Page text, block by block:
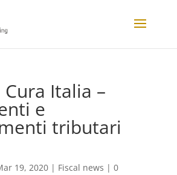
Italia –
e
tributari
19, 2020| Fiscal news | 0